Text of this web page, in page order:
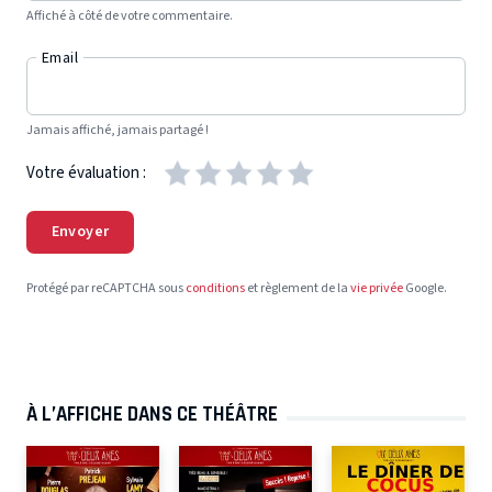
Affiché à côté de votre commentaire.
Email
Jamais affiché, jamais partagé !
Votre évaluation :
Envoyer
Protégé par reCAPTCHA sousconditionset règlement de lavie privéeGoogle.
À L’AFFICHE DANS CE THÉÂTRE